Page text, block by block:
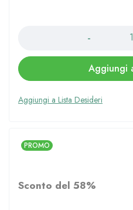
Aggiungi
Sconto del 58%
PROMO